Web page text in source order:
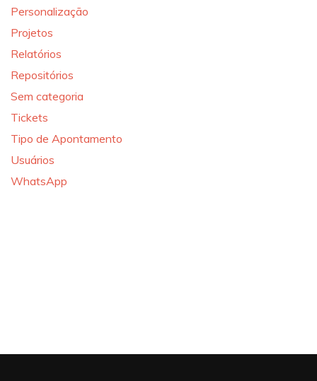
Personalização
Projetos
Relatórios
Repositórios
Sem categoria
Tickets
Tipo de Apontamento
Usuários
WhatsApp